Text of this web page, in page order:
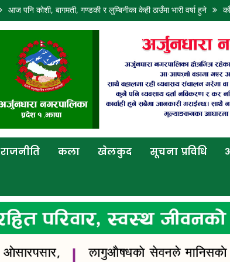
आज पनि कोशी, बागमती, गण्डकी र लुम्बिनीका केही ठाउँमा भारी वर्षा हुने
राजनीति कला खेलकुद सूचना प्रविधि